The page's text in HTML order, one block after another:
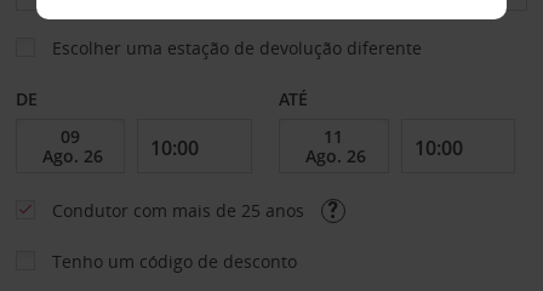
Escolher uma estação de devolução diferente
DE ATÉ
Condutor com mais de 25 anos
Tenho um código de desconto